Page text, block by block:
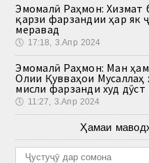
Эмомалӣ Раҳмон: Хизмат
қарзи фарзандии ҳар як
меравад
🕔 17:18, 3.Апр 2024
Эмомалӣ Раҳмон: Ман
Олии Қувваҳои Мусаллаҳ
мисли фарзанди худ
🕔 11:27, 3.Апр 2024
Ҳамаи